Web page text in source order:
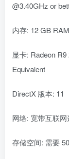
@3.40GHz or
内存: 12 GB RAM
显卡: Radeon
Equivalent
DirectX 版本: 11
网络: 宽带互联
存储空间: 需要